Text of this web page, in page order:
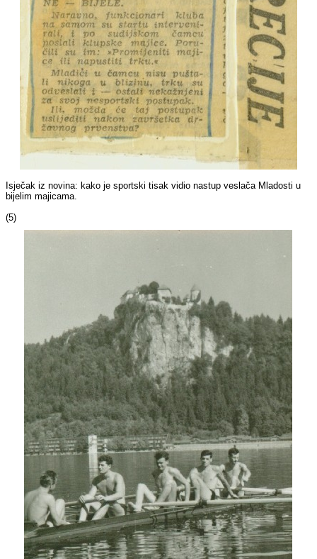
Isječak iz novina: kako je sportski tisak vidio nastup veslača Mladosti u
bijelim majicama.
(5)